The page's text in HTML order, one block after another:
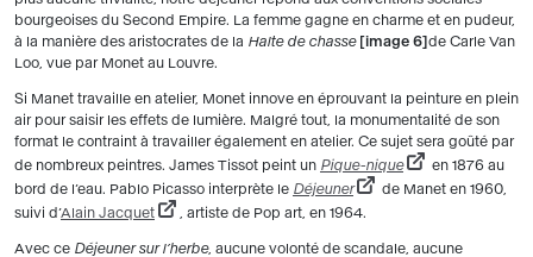
bourgeoises du Second Empire. La femme gagne en charme et en pudeur,
à la manière des aristocrates de la Halte de chasse image 6 de Carle Van
Loo, vue par Monet au Louvre.
Si Manet travaille en atelier, Monet innove en éprouvant la peinture en plein
air pour saisir les effets de lumière. Malgré tout, la monumentalité de son
format le contraint à travailler également en atelier. Ce sujet sera goûté par
de nombreux peintres. James Tissot peint un Pique-nique
en 1876 au
bord de l’eau. Pablo Picasso interprète le Déjeuner
de Manet en 1960,
suivi d’Alain Jacquet , artiste de Pop art, en 1964.
Avec ce Déjeuner sur l’herbe, aucune volonté de scandale, aucune